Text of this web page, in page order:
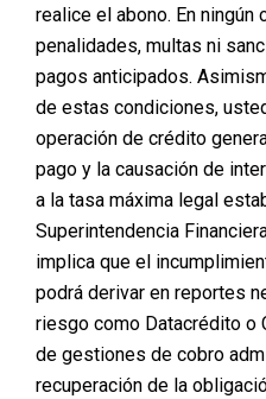
1. La inseguridad
es una carga
Cuando una inconformidad
recurrente, afecta la forma
espejo o te relacionas con
superficial.
realice el abono. En ningún
penalidades, multas ni
pagos anticipados.
de estas condiciones,
operación de crédito
pago y la causación de
a la tasa máxima legal
Superintendencia
implica que el
podrá derivar en reportes
riesgo como Datacrédito o
de gestiones de cobro
recuperación de la